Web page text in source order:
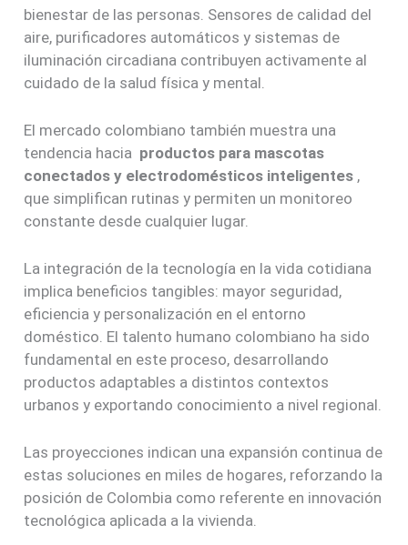
bienestar de las personas. Sensores de calidad del
aire, purificadores automáticos y sistemas de
iluminación circadiana contribuyen activamente al
cuidado de la salud física y mental.
El mercado colombiano también muestra una
tendencia hacia productos para mascotas
conectados y electrodomésticos inteligentes ,
que simplifican rutinas y permiten un monitoreo
constante desde cualquier lugar.
La integración de la tecnología en la vida cotidiana
implica beneficios tangibles: mayor seguridad,
eficiencia y personalización en el entorno
doméstico. El talento humano colombiano ha sido
fundamental en este proceso, desarrollando
productos adaptables a distintos contextos
urbanos y exportando conocimiento a nivel regional.
Las proyecciones indican una expansión continua de
estas soluciones en miles de hogares, reforzando la
posición de Colombia como referente en innovación
tecnológica aplicada a la vivienda.